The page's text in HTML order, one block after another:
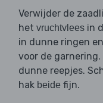
Verwijder de
het vruchtvlees in
in dunne ringen
voor de
dunne reepjes.
hak beide fijn.